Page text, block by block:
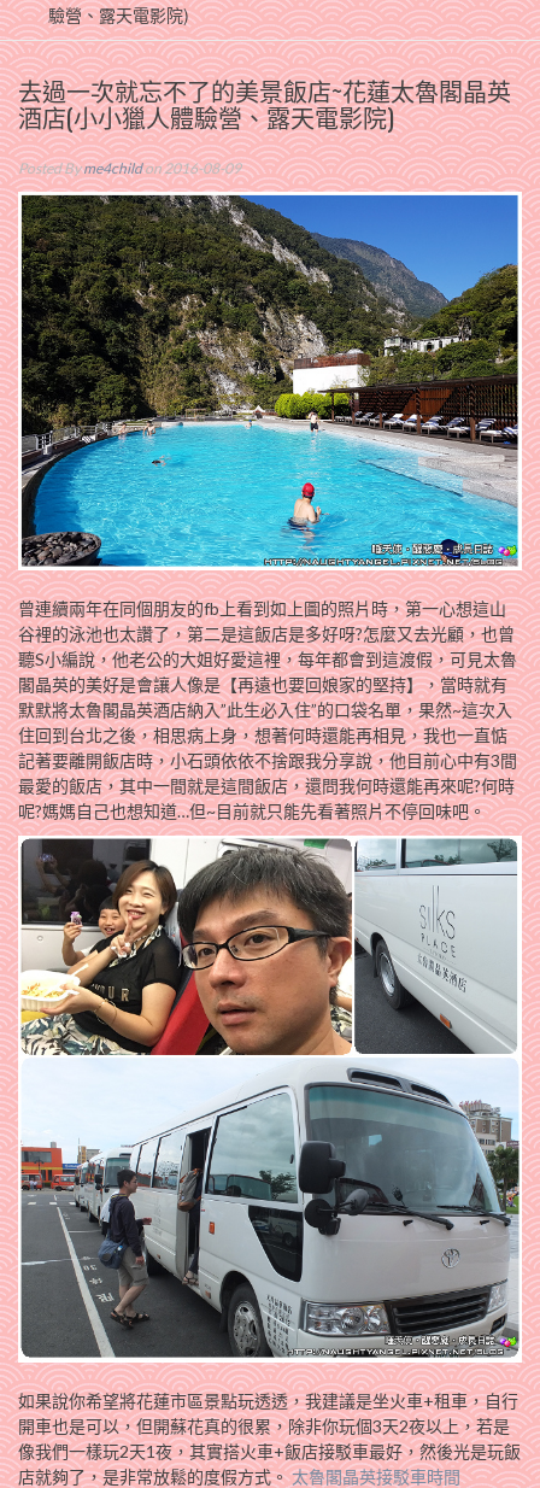
驗營、露天電影院)
去過一次就忘不了的美景飯店~花蓮太魯閣晶英
酒店(小小獵人體驗營、露天電影院)
Posted Byme4childon 2016-08-09
曾連續兩年在同個朋友的fb上看到如上圖的照片時，第一心想這山
谷裡的泳池也太讚了，第二是這飯店是多好呀?怎麼又去光顧，也曾
聽S小編說，他老公的大姐好愛這裡，每年都會到這渡假，可見太魯
閣晶英的美好是會讓人像是【再遠也要回娘家的堅持】，當時就有
默默將太魯閣晶英酒店納入”此生必入住”的口袋名單，果然~這次入
住回到台北之後，相思病上身，想著何時還能再相見，我也一直惦
記著要離開飯店時，小石頭依依不捨跟我分享說，他目前心中有3間
最愛的飯店，其中一間就是這間飯店，還問我何時還能再來呢?何時
呢?媽媽自己也想知道…但~目前就只能先看著照片不停回味吧。
如果說你希望將花蓮市區景點玩透透，我建議是坐火車+租車，自行
開車也是可以，但開蘇花真的很累，除非你玩個3天2夜以上，若是
像我們一樣玩2天1夜，其實搭火車+飯店接駁車最好，然後光是玩飯
店就夠了，是非常放鬆的度假方式。太魯閣晶英接駁車時間